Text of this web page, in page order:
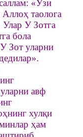
«Ўзи
таолога
Улар У Зотга
бола
Зот уларни
авф
хулқи
ҳам